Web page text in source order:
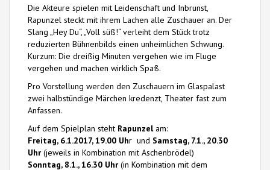
Die Akteure spielen mit Leidenschaft und Inbrunst,
Rapunzel steckt mit ihrem Lachen alle Zuschauer an. Der
Slang „Hey Du“, „Voll süß!“ verleiht dem Stück trotz
reduzierten Bühnenbilds einen unheimlichen Schwung.
Kurzum: Die dreißig Minuten vergehen wie im Fluge
vergehen und machen wirklich Spaß.
Pro Vorstellung werden den Zuschauern im Glaspalast
zwei halbstündige Märchen kredenzt, Theater fast zum
Anfassen.
Auf dem Spielplan steht Rapunzelam:
Freitag, 6.1.2017, 19.00 Uhr und Samstag, 7.1., 20.30
Uhr (jeweils in Kombination mit Aschenbrödel)
Sonntag, 8.1., 16.30 Uhr (in Kombination mit dem